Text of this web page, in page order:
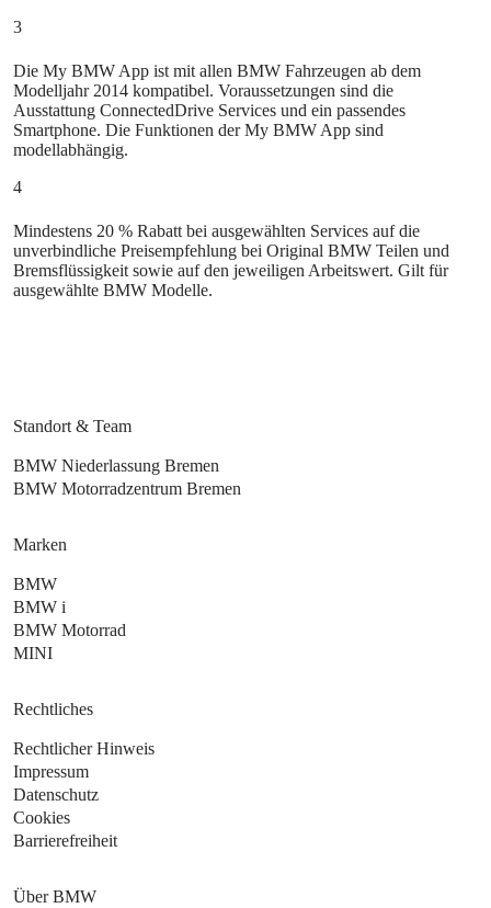
3
Die My BMW App ist mit allen BMW Fahrzeugen ab dem
Modelljahr 2014 kompatibel. Voraussetzungen sind die
Ausstattung ConnectedDrive Services und ein passendes
Smartphone. Die Funktionen der My BMW App sind
modellabhängig.
4
Mindestens 20 % Rabatt bei ausgewählten Services auf die
unverbindliche Preisempfehlung bei Original BMW Teilen und
Bremsflüssigkeit sowie auf den jeweiligen Arbeitswert. Gilt für
ausgewählte BMW Modelle.